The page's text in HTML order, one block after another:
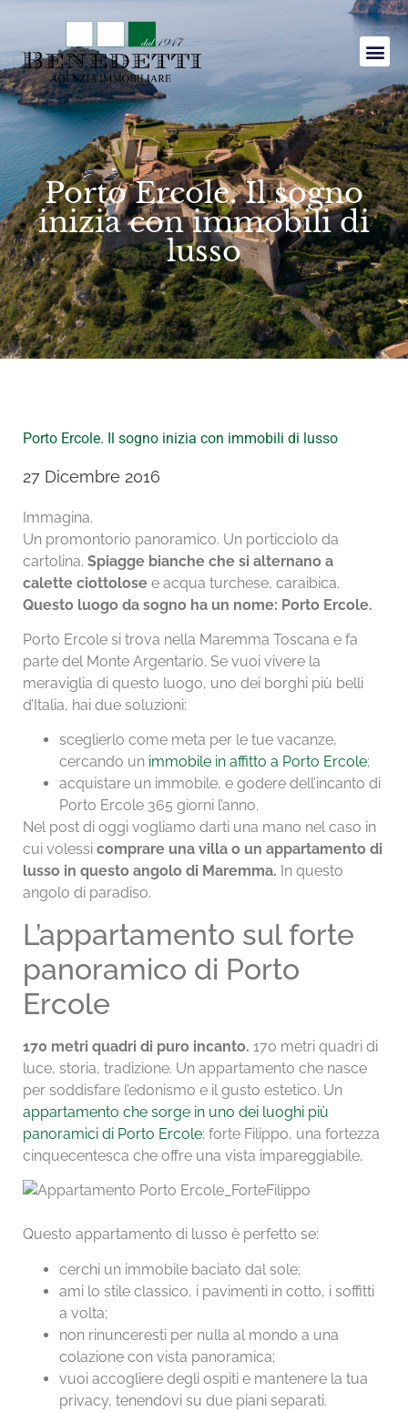
Porto Ercole. Il sogno
inizia con immobili di
lusso
Porto Ercole. Il sogno inizia con immobili di lusso
27 Dicembre 2016
Immagina.
Un promontorio panoramico. Un porticciolo da
cartolina. Spiagge bianche che si alternano a
calette ciottolose e acqua turchese, caraibica.
Questo luogo da sogno ha un nome: Porto Ercole.
Porto Ercole si trova nella Maremma Toscana e fa
parte del Monte Argentario. Se vuoi vivere la
meraviglia di questo luogo, uno dei borghi più belli
d’Italia, hai due soluzioni:
sceglierlo come meta per le tue vacanze,
cercando un immobile in affitto a Porto Ercole;
acquistare un immobile, e godere dell’incanto di
Porto Ercole 365 giorni l’anno.
Nel post di oggi vogliamo darti una mano nel caso in
cui volessi comprare una villa o un appartamento di
lusso in questo angolo di Maremma. In questo
angolo di paradiso.
L’appartamento sul forte
panoramico di Porto
Ercole
170 metri quadri di puro incanto. 170 metri quadri di
luce, storia, tradizione. Un appartamento che nasce
per soddisfare l’edonismo e il gusto estetico. Un
appartamento che sorge in uno dei luoghi più
panoramici di Porto Ercole: forte Filippo, una fortezza
cinquecentesca che offre una vista impareggiabile.
Questo appartamento di lusso è perfetto se:
cerchi un immobile baciato dal sole;
ami lo stile classico, i pavimenti in cotto, i soffitti
a volta;
non rinunceresti per nulla al mondo a una
colazione con vista panoramica;
vuoi accogliere degli ospiti e mantenere la tua
privacy, tenendovi su due piani separati.